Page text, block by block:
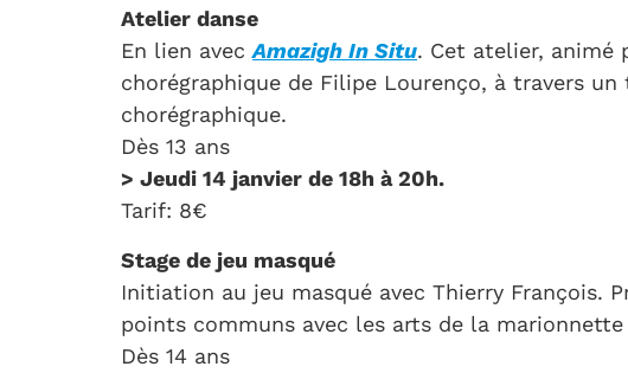
Atelier danse
En lien avecAmazigh In Situ. Cet atelier, animé
chorégraphique de Filipe Lourenço, à travers
chorégraphique.
Dès 13 ans
> Jeudi 14 janvier de 18h à 20h.
Tarif: 8€
Stage de jeu masqué
Initiation au jeu masqué avec Thierry François.
points communs avec les arts de la marionnette
Dès 14 ans